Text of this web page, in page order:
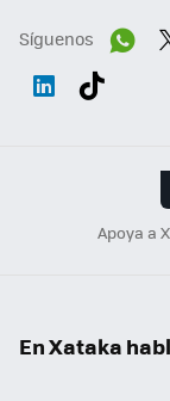
Síguenos
Apoya a
En Xataka